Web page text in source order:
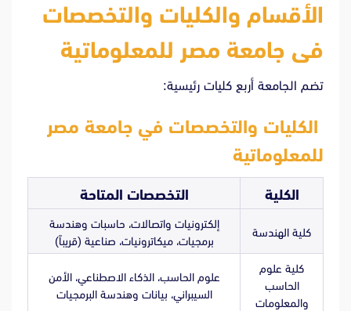
الأقسام والكليات والتخصصات
فى جامعة مصر للمعلوماتية
تضم الجامعة أربع كليات رئيسية:
الكليات والتخصصات في جامعة مصر
للمعلوماتية
الكلية التخصصات المتاحة
كلية الهندسة
إلكترونيات واتصالات، حاسبات وهندسة
برمجيات، ميكاترونيات، صناعية (قريباً)
كلية علوم
الحاسب
والمعلومات
علوم الحاسب، الذكاء الاصطناعي، الأمن
السيبراني، بيانات وهندسة البرمجيات